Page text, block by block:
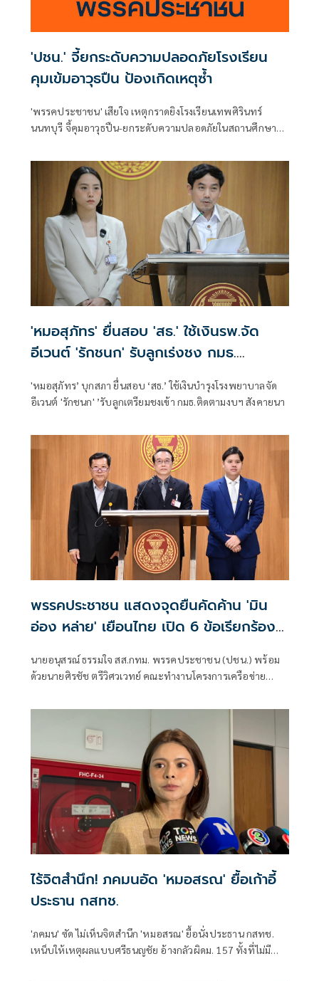
'ปชน.' จี้ยกระดับความปลอดภัยโรงเรียน
คุมเข้มอาวุธปืน ป้องเกิดเหตุซ้ำ
'พรรคประชาชน' เสียใจ เหตุกราดยิงโรงเรียนเทพศิรินทร์
นนทบุรี จี้คุมอาวุธปืน-ยกระดับความปลอดภัยในสถานศึกษา
'หมอสุภัทร' ยื่นสอบ 'สธ.' ใช้เงินรพ.จัด
อีเวนต์ 'รักชนก' รับลูกเร่งชง กมธ.
'หมอสุภัทร’ บุกสภา ยื่นสอบ ‘สธ.’ ใช้เงินบำรุงโรงพยาบาลจัด
อีเวนต์ 'รักชนก' ’รับลูกเตรียมชงเข้า กมธ.ติดตามงบฯ สังคายนา
พรรคประชาชน แสดงจุดยืนคัดค้าน 'มิน
อ่อง หล่าย' เยือนไทย เปิด 6 ข้อเรียกร้อง
นายอนุสรณ์ ธรรมใจ สส.กทม. พรรคประชาชน (ปชน.) พร้อม
ด้วยนายศิรชัช ตรีวิศวเวทย์ คณะทำงานโครงการเครือข่าย
พัฒนาอย่างยั่งยืน แถลงคัดค้านการเยือนไทยอย่างเป็นทางการ
ไร้จิตสำนึก! ภคมนอัด 'หมอสรณ' ยื้อเก้าอี้
ประธาน กสทช.
'ภคมน' ซัด ไม่เห็นจิตสำนึก 'หมอสรณ' ยื้อนั่งประธาน กสทช.
เหน็บให้เหตุผลแบบศรีธนญชัย อ้างกลัวผิดม. 157 ทั้งที่ไม่มี